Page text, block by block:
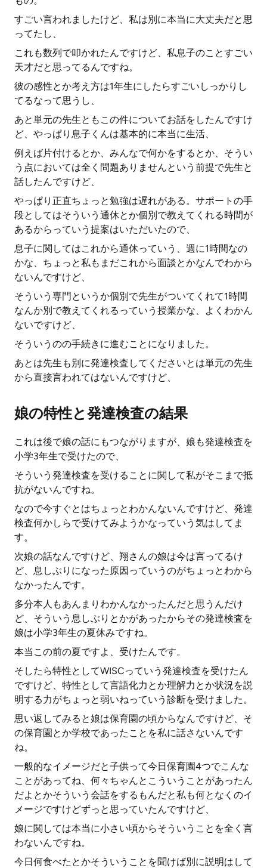
すごい言われましたけど、私は別に本当に大丈夫だと思
ってたし、
これも数列で叩かれたんですけど、私息子のことすごい
天才だと思ってるんですね。
彼の感性とか考え方は1年生にしたらすごいしっかりし
てるなって思うし、
あと単元の先生ともこの件についてお話をしたんですけ
ど、やっぱり息子くんは基本的に本当に生活、
例えば片付けるとか、みんなで何かをするとか、そうい
う点においては全く問題ありませんという前提で先生と
話したんですけど、
やっぱり正直ちょっと勉強は遅れがある。サポートの手
段としてはそういう通休とか個別で教えてくれる時間が
あるからっていう提案はいただいたので、
息子に関してはこれから通休っていう、週に1時間なの
かな、ちょっと私もまだこれから面談とかなんでわから
ないんですけど、
そういう専門というか個別で先生がついてくれて1時間
なんか別で教えてくれるっていう授業かな、よくわかん
ないですけど、
そういうのの手続きに進むことになりました。
あとは先生も別に発達検査してくださいとは単元の先生
から直接言われてはないんですけど、
娘の特性と発達検査の結果
これは後で娘の話にもつながりますが、娘も発達検査を
小学3年生で受けたので、
そういう発達検査を受けることに関して私がそこまで抵
抗がないんですね。
なので今すぐとはちょっとわかんないんですけど、発達
検査何かしらで受けてみようかなっていう気はしてま
す。
次娘の話なんですけど、翔さんの娘は今は言ってるけ
ど、息しぶりになった原因っていうのがちょっとわから
なかったんです。
多分本人もあんまりわかんなかったんだと思うんだけ
ど、そういう息しぶりとかがあったからその発達検査を
娘は小学3年生の夏休みですね。
本当この前の夏ですよ、受けたんです。
そしたら特性としてWISCっていう発達検査を受けたん
ですけど、特性として言語化力とか理解力とか状況を説
明する力がちょっと弱いねっていう診断を受けました。
思い返してみると娘は保育園の頃からなんですけど、そ
の保育園とか学校であったことを私に話さないんです
ね。
一般的なイメージだと子供って今日保育園4つでこんな
ことがあってね、何々ちゃんとこういうことがあったん
だよとかそういう会話をするもんだと私も何となくのイ
メージですけどずっと思っていたんですけど、
娘に関しては本当に小さい頃からそういうことを全く言
わないんですね。
今日何食べたとかそういうことを聞けば別に説明はして